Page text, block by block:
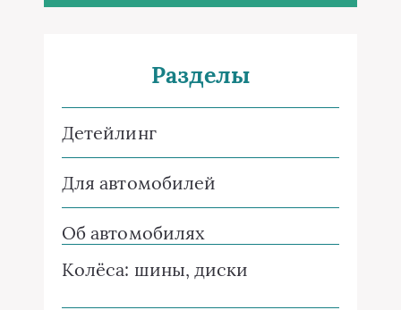
Разделы
Детейлинг
Для автомобилей
Об автомобилях
Колёса: шины, диски